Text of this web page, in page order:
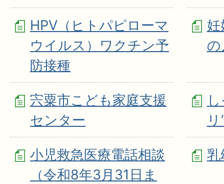
HPV（ヒトパピローマ
ウイルス）ワクチン予
防接種
宍粟市こども家庭支援
センター
小児救急医療電話相談
（令和8年3月31日ま
乳